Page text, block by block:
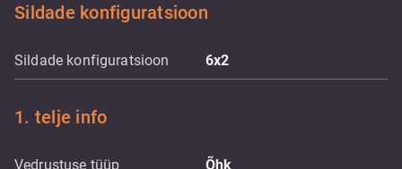
Sildade konfiguratsioon
Sildade konfiguratsioon 6x2
1. telje info
Vedrustuse tüüp Õhk